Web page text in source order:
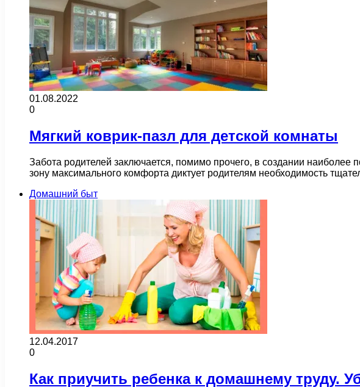
01.08.2022
0
Мягкий коврик-пазл для детской комнаты
Забота родителей заключается, помимо прочего, в создании наиболее
зону максимального комфорта диктует родителям необходимость
Домашний быт
12.04.2017
0
Как приучить ребенка к домашнему труду.